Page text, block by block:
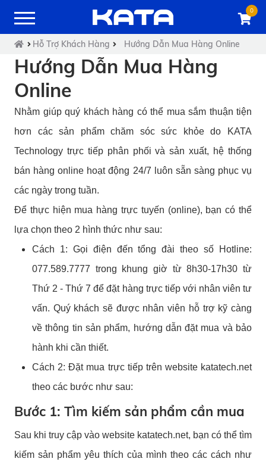
0
Hỗ Trợ Khách Hàng Hướng Dẫn Mua Hàng Online
Hướng Dẫn Mua Hàng
Online
Nhằm giúp quý khách hàng có thể mua sắm thuận tiện
hơn các sản phẩm chăm sóc sức khỏe do KATA
Technology trực tiếp phân phối và sản xuất, hệ thống
bán hàng online hoạt động 24/7 luôn sẵn sàng phục vụ
các ngày trong tuần.
Để thực hiện mua hàng trực tuyến (online), bạn có thể
lựa chọn theo 2 hình thức như sau:
Cách 1: Gọi điện đến tổng đài theo số Hotline:
077.589.7777 trong khung giờ từ 8h30-17h30 từ
Thứ 2 - Thứ 7 để đặt hàng trực tiếp với nhân viên tư
vấn. Quý khách sẽ được nhân viên hỗ trợ kỹ càng
về thông tin sản phẩm, hướng dẫn đặt mua và bảo
hành khi cần thiết.
Cách 2: Đặt mua trực tiếp trên website katatech.net
theo các bước như sau:
Bước 1: Tìm kiếm sản phẩm cần mua
Sau khi truy cập vào website katatech.net, bạn có thể tìm
kiếm sản phẩm yêu thích của mình theo các cách như